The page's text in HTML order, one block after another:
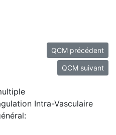
QCM précédent
QCM suivant
Intra-Vasculaire